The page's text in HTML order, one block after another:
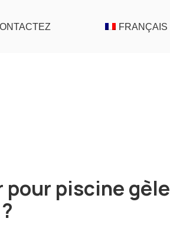
FRANÇAIS
pour piscine gèle